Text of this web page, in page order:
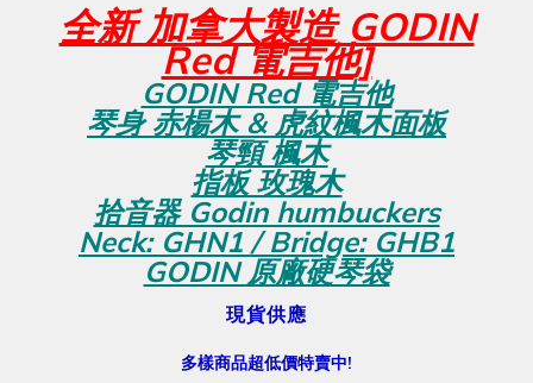
全新 加拿大製造 GODIN
Red 電吉他]
GODIN Red 電吉他
琴身 赤楊木 & 虎紋楓木面板
琴頸 楓木
指板 玫瑰木
拾音器 Godin humbuckers
Neck: GHN1 / Bridge: GHB1
GODIN 原廠硬琴袋
現貨供應
多樣商品超低價特賣中!